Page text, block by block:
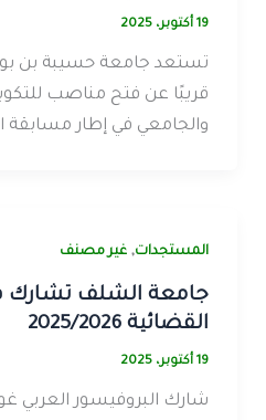
19 أكتوبر، 2025
تستعد جامعة حسيبة بن
قريبًا عن فتح مناصب
والجامعي في إطار مسابقة
المستجدات, غير مصنف
جامعة الشلف تشارك
القضائية 2025/2026
19 أكتوبر، 2025
شارك البروفيسور العربي